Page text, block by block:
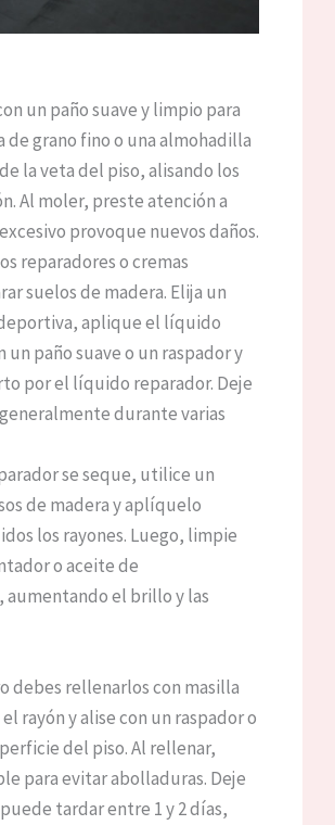
un paño suave y limpio para
de grano fino o una almohadilla
la veta del piso, alisando los
Al moler, preste atención a
provoque nuevos daños.
reparadores o cremas
suelos de madera. Elija un
aplique el líquido
paño suave o un raspador y
por el líquido reparador. Deje
durante varias
se seque, utilice un
de madera y aplíquelo
los rayones. Luego, limpie
o aceite de
el brillo y las
debes rellenarlos con masilla
rayón y alise con un raspador o
del piso. Al rellenar,
para evitar abolladuras. Deje
tardar entre 1 y 2 días,